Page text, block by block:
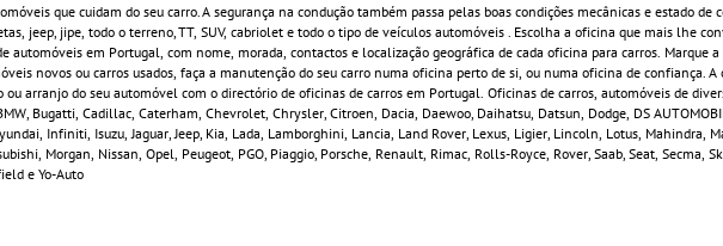
que cuidam do seu carro. A segurança na condução também passa pelas boas condições mecânicas e estado de
jeep, jipe, todo o terreno, TT, SUV, cabriolet e todo o tipo de veículos automóveis . Escolha a oficina que mais lhe
automóveis em Portugal, com nome, morada, contactos e localização geográfica de cada oficina para carros. Marque a
novos ou carros usados, faça a manutenção do seu carro numa oficina perto de si, ou numa oficina de confiança. A
arranjo do seu automóvel com o directório de oficinas de carros em Portugal. Oficinas de carros, automóveis de
Bugatti, Cadillac, Caterham, Chevrolet, Chrysler, Citroen, Dacia, Daewoo, Daihatsu, Datsun, Dodge, DS
Infiniti, Isuzu, Jaguar, Jeep, Kia, Lada, Lamborghini, Lancia, Land Rover, Lexus, Ligier, Lincoln, Lotus, Mahindra,
Morgan, Nissan, Opel, Peugeot, PGO, Piaggio, Porsche, Renault, Rimac, Rolls-Royce, Rover, Saab, Seat, Secma,
e Yo-Auto